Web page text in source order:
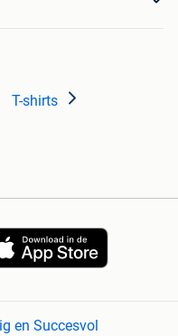
T-shirts
en Succesvol